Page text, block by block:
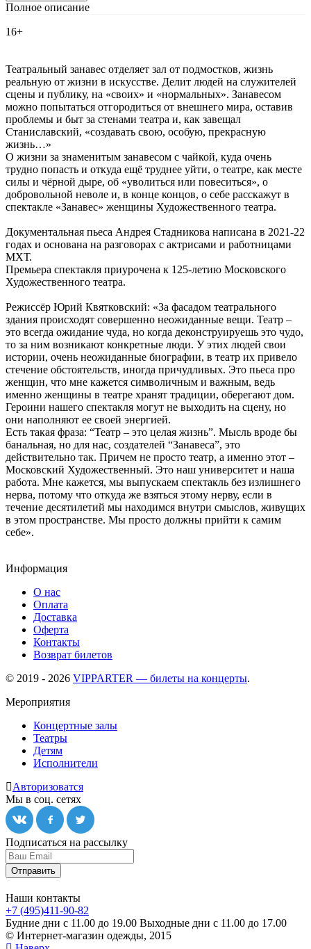
Полное описание
16+
Театральный занавес отделяет зал от подмостков, жизнь
реальную от жизни в искусстве. Делит людей на служителей
сцены и публику, на «своих» и «нормальных». Занавесом
можно попытаться отгородиться от внешнего мира, оставив
проблемы и быт за стенами театра и, как завещал
Станиславский, «создавать свою, особую, прекрасную
жизнь…»
О жизни за знаменитым занавесом с чайкой, куда очень
трудно попасть и откуда ещё труднее уйти, о театре, как месте
силы и чёрной дыре, об «уволиться или повеситься», о
добровольной неволе и, в конце концов, о себе расскажут в
спектакле «Занавес» женщины Художественного театра.
Документальная пьеса Андрея Стадникова написана в 2021-22
годах и основана на разговорах с актрисами и работницами
МХТ.
Премьера спектакля приурочена к 125-летию Московского
Художественного театра.
Режиссёр Юрий Квятковский: «За фасадом театрального
здания происходят совершенно неожиданные вещи. Театр –
это всегда ожидание чуда, но когда деконструируешь это чудо,
то за ним возникают конкретные люди. У этих людей свои
истории, очень неожиданные биографии, в театр их привело
стечение обстоятельств, иногда причудливых. Это пьеса про
женщин, что мне кажется символичным и важным, ведь
именно женщины в театре хранят традиции, оберегают дом.
Героини нашего спектакля могут не выходить на сцену, но
они наполняют ее своей энергией.
Есть такая фраза: “Театр – это целая жизнь”. Мысль вроде бы
банальная, но для нас, создателей “Занавеса”, это
действительно так. Причем не просто театр, а именно этот –
Московский Художественный. Это наш университет и наша
работа. Мне кажется, мы выпускаем спектакль без излишнего
нерва, потому что откуда же взяться этому нерву, если в
течение десятилетий мы находимся внутри смыслов, живущих
в этом пространстве. Мы просто должны прийти к самим
себе».
Информация
О нас
Оплата
Доставка
Оферта
Контакты
Возврат билетов
© 2019 - 2026 VIPPARTER — билеты на концерты.
Мероприятия
Концертные залы
Театры
Детям
Исполнители
Авторизоватся
Мы в соц. сетях
Подписаться на рассылку
Отправить
Наши контакты
+7 (495)411-90-82
Будние дни с 11.00 до 19.00 Выходные дни с 11.00 до 17.00
© Интернет-магазин одежды, 2015